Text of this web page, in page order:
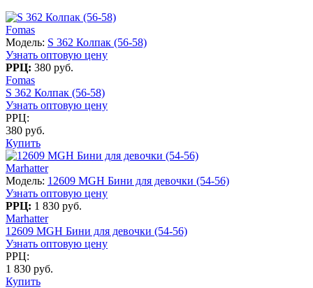
Fomas
Модель: S 362 Колпак (56-58)
Узнать оптовую цену
РРЦ: 380 руб.
Fomas
S 362 Колпак (56-58)
Узнать оптовую цену
РРЦ:
380 руб.
Купить
Marhatter
Модель: 12609 MGH Бини для девочки (54-56)
Узнать оптовую цену
РРЦ: 1 830 руб.
Marhatter
12609 MGH Бини для девочки (54-56)
Узнать оптовую цену
РРЦ:
1 830 руб.
Купить